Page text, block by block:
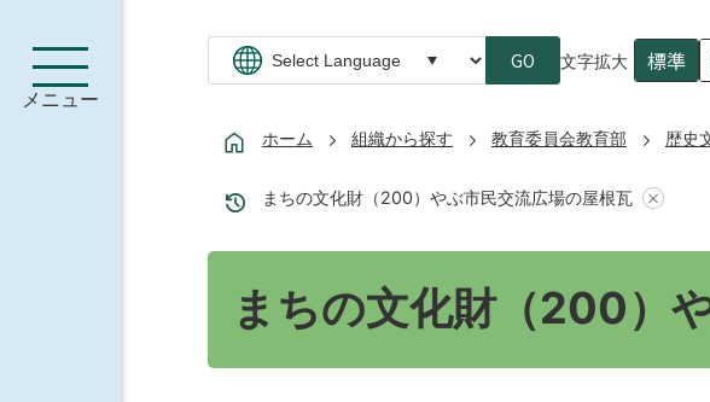
メニュー
GO 文字拡大 標準
ホーム 組織から探す 教育委員会教育部 歴史
まちの文化財（200）やぶ市民交流広場の屋根瓦
まちの文化財（200）